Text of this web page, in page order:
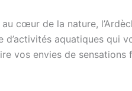
au cœur de la nature,
aquatiques qui
vos envies de